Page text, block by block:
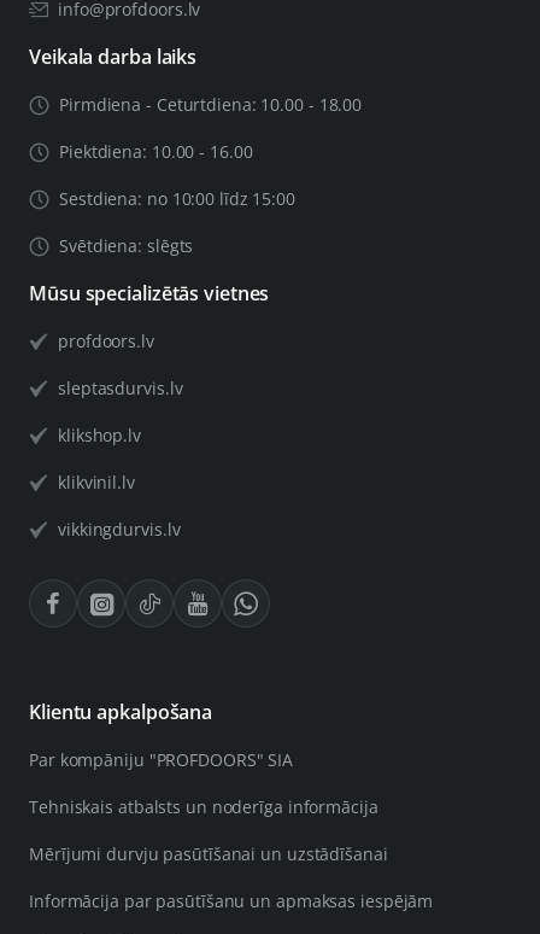
info@profdoors.lv
Veikala darba laiks
Pirmdiena - Ceturtdiena: 10.00 - 18.00
Piektdiena: 10.00 - 16.00
Sestdiena: no 10:00 līdz 15:00
Svētdiena: slēgts
Mūsu specializētās vietnes
profdoors.lv
sleptasdurvis.lv
klikshop.lv
klikvinil.lv
vikkingdurvis.lv
Klientu apkalpošana
Par kompāniju "PROFDOORS" SIA
Tehniskais atbalsts un noderīga informācija
Mērījumi durvju pasūtīšanai un uzstādīšanai
Informācija par pasūtīšanu un apmaksas iespējām